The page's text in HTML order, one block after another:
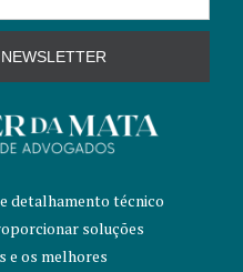
detalhamento técnico
soluções
e os melhores